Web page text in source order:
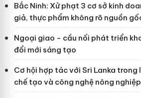
Bắc Ninh: Xử phạt 3 cơ sở kinh
giả, thực phẩm không rõ nguồn
Ngoại giao - cầu nối phát triển
đổi mới sáng tạo
Cơ hội hợp tác với Sri Lanka trong
chế tạo và công nghệ nông nghiệp